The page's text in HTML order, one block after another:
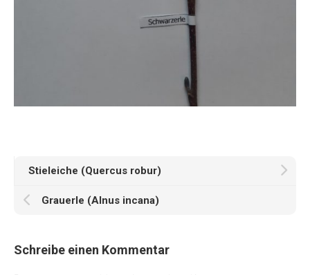
Stieleiche (Quercus robur)
Grauerle (Alnus incana)
Schreibe einen Kommentar